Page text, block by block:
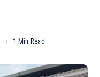
1 Min Read